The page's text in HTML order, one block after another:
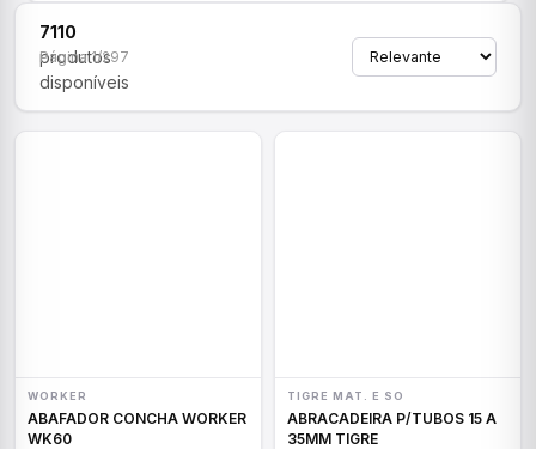
7110
produtos
disponíveis
Página 1/297
WORKER
ABAFADOR CONCHA WORKER
WK60
TIGRE MAT. E SO
ABRACADEIRA P/TUBOS 15 A
35MM TIGRE